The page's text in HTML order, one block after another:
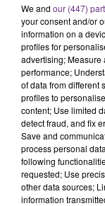
20h36
SI TOUT LE
PROCHAINE
La vendange
août dans la
We and our (447)
your consent and/or
information on a
profiles for
advertising; Measure
performance;
of data from different
profiles to
content; Use limited
detect fraud, and fix
Save and
process personal
following
requested; Use
other data sources;
information